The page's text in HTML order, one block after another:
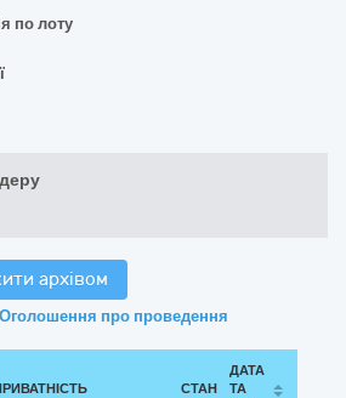
по лоту
архівом
про проведення
СТАН
ДАТА
ТА